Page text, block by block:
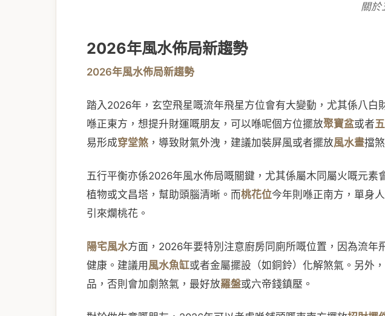
關於
2026年風水佈局新趨勢
2026年風水佈局新趨勢
踏入2026年，玄空飛星嘅流年飛星方位會有大變動，尤其係八
喺正東方，想提升財運嘅朋友，可以喺呢個方位擺放聚寶盆或者
易形成穿堂煞 ，導致財氣外洩，建議加裝屏風或者擺放風水畫擋煞
五行平衡亦係2026年風水佈局嘅關鍵，尤其係屬木同屬火嘅元
植物或文昌塔，幫助頭腦清晰。而桃花位今年則喺正南方，單身
引來爛桃花。
陽宅風水方面，2026年要特別注意廚房同廁所嘅位置，因為流
健康。建議用 風水魚缸或者金屬擺設（如銅鈴）化解煞氣。另外
品，否則會加劇煞氣，最好放羅盤或六帝錢鎮壓。